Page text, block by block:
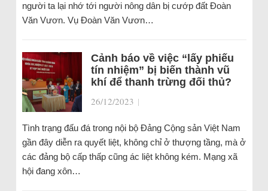
người ta lại nhớ tới người nông dân bị cướp đất Đoàn
Văn Vươn. Vụ Đoàn Văn Vươn…
Cảnh báo về việc “lấy phiếu
tín nhiệm” bị biến thành vũ
khí để thanh trừng đối thủ?
26/12/2023 |
Tình trạng đấu đá trong nội bộ Đảng Cộng sản Việt Nam
gần đây diễn ra quyết liệt, không chỉ ở thượng tầng, mà ở
các đảng bộ cấp thấp cũng ác liệt không kém. Mạng xã
hội đang xôn…